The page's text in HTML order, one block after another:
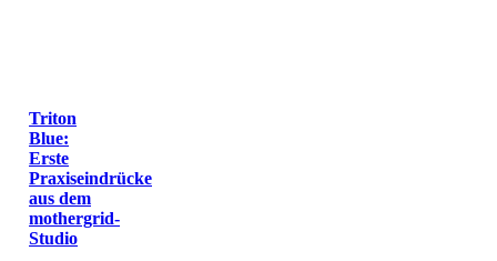
Triton
Blue:
Erste
Praxiseindrücke
aus dem
mothergrid-
Studio